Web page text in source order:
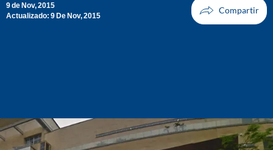
9 de Nov, 2015
Actualizado: 9 De Nov, 2015